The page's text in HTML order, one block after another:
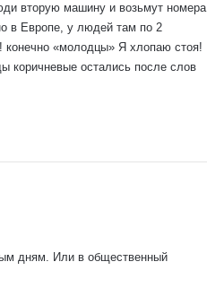
вторую машину и возьмут номера
в Европе, у людей там по 2
«молодцы» Я хлопаю стоя!
коричневые остались после слов
дням. Или в общественный